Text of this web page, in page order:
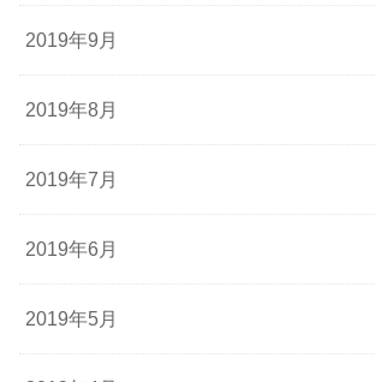
2019年9月
2019年8月
2019年7月
2019年6月
2019年5月